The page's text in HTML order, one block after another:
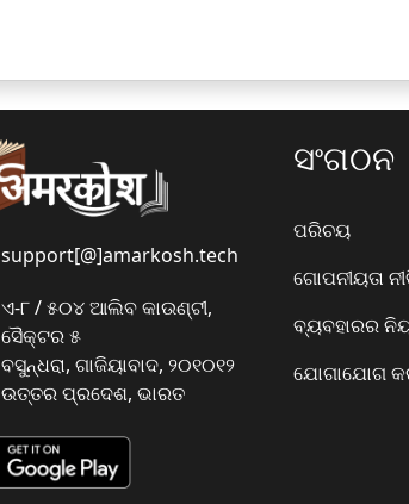
support[@]amarkosh.tech
ଏ-୮ / ୫୦୪ ଆଲିବ କାଉଣ୍ଟୀ,
ସୈକ୍ଟର ୫
ବସୁନ୍ଧରା, ଗାଜିୟାବାଦ, ୨୦୧୦୧୨
ଉତ୍ତର ପ୍ରଦେଶ, ଭାରତ
ସଂଗଠନ
ପରିଚୟ
ଗୋପନୀୟତା
ବ୍ୟବହାରର
ଯୋଗାଯୋଗ